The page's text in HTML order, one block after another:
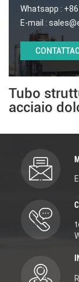
Whatsapp :
E-mail :
Tubo
acciaio